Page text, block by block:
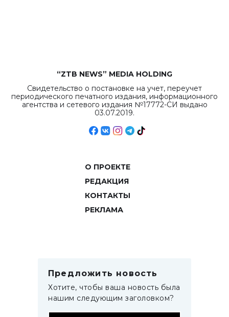
“ZTB NEWS” MEDIA HOLDING
Свидетельство о постановке на учет, переучет
периодического печатного издания, информационного
агентства и сетевого издания №17772-СИ выдано
03.07.2019.
О ПРОЕКТЕ
РЕДАКЦИЯ
КОНТАКТЫ
РЕКЛАМА
Предложить новость
Хотите, чтобы ваша новость была
нашим следующим заголовком?